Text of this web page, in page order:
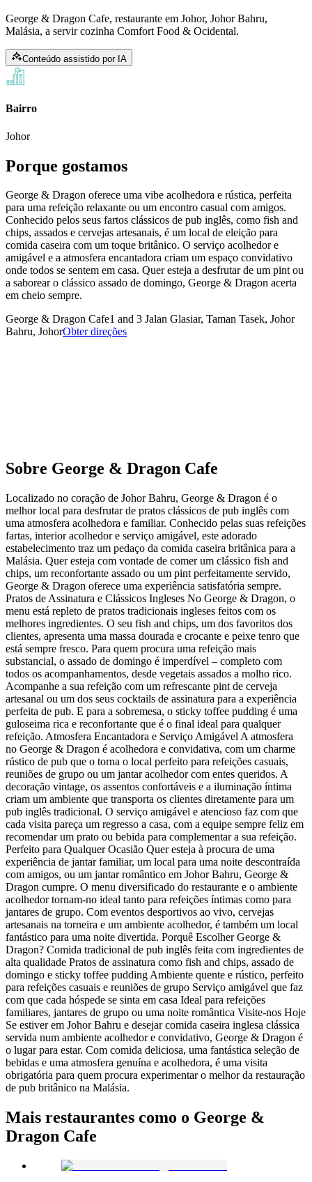
George & Dragon Cafe, restaurante em Johor, Johor Bahru,
Malásia, a servir cozinha Comfort Food & Ocidental.
Conteúdo assistido por IA
Bairro
Johor
Porque gostamos
George & Dragon oferece uma vibe acolhedora e rústica, perfeita
para uma refeição relaxante ou um encontro casual com amigos.
Conhecido pelos seus fartos clássicos de pub inglês, como fish and
chips, assados e cervejas artesanais, é um local de eleição para
comida caseira com um toque britânico. O serviço acolhedor e
amigável e a atmosfera encantadora criam um espaço convidativo
onde todos se sentem em casa. Quer esteja a desfrutar de um pint ou
a saborear o clássico assado de domingo, George & Dragon acerta
em cheio sempre.
George & Dragon Cafe1 and 3 Jalan Glasiar, Taman Tasek, Johor
Bahru, JohorObter direções
Sobre George & Dragon Cafe
Localizado no coração de Johor Bahru, George & Dragon é o
melhor local para desfrutar de pratos clássicos de pub inglês com
uma atmosfera acolhedora e familiar. Conhecido pelas suas refeições
fartas, interior acolhedor e serviço amigável, este adorado
estabelecimento traz um pedaço da comida caseira britânica para a
Malásia. Quer esteja com vontade de comer um clássico fish and
chips, um reconfortante assado ou um pint perfeitamente servido,
George & Dragon oferece uma experiência satisfatória sempre.
Pratos de Assinatura e Clássicos Ingleses No George & Dragon, o
menu está repleto de pratos tradicionais ingleses feitos com os
melhores ingredientes. O seu fish and chips, um dos favoritos dos
clientes, apresenta uma massa dourada e crocante e peixe tenro que
está sempre fresco. Para quem procura uma refeição mais
substancial, o assado de domingo é imperdível – completo com
todos os acompanhamentos, desde vegetais assados a molho rico.
Acompanhe a sua refeição com um refrescante pint de cerveja
artesanal ou um dos seus cocktails de assinatura para a experiência
perfeita de pub. E para a sobremesa, o sticky toffee pudding é uma
guloseima rica e reconfortante que é o final ideal para qualquer
refeição. Atmosfera Encantadora e Serviço Amigável A atmosfera
no George & Dragon é acolhedora e convidativa, com um charme
rústico de pub que o torna o local perfeito para refeições casuais,
reuniões de grupo ou um jantar acolhedor com entes queridos. A
decoração vintage, os assentos confortáveis e a iluminação íntima
criam um ambiente que transporta os clientes diretamente para um
pub inglês tradicional. O serviço amigável e atencioso faz com que
cada visita pareça um regresso a casa, com a equipe sempre feliz em
recomendar um prato ou bebida para complementar a sua refeição.
Perfeito para Qualquer Ocasião Quer esteja à procura de uma
experiência de jantar familiar, um local para uma noite descontraída
com amigos, ou um jantar romântico em Johor Bahru, George &
Dragon cumpre. O menu diversificado do restaurante e o ambiente
acolhedor tornam-no ideal tanto para refeições íntimas como para
jantares de grupo. Com eventos desportivos ao vivo, cervejas
artesanais na torneira e um ambiente acolhedor, é também um local
fantástico para uma noite divertida. Porquê Escolher George &
Dragon? Comida tradicional de pub inglês feita com ingredientes de
alta qualidade Pratos de assinatura como fish and chips, assado de
domingo e sticky toffee pudding Ambiente quente e rústico, perfeito
para refeições casuais e reuniões de grupo Serviço amigável que faz
com que cada hóspede se sinta em casa Ideal para refeições
familiares, jantares de grupo ou uma noite romântica Visite-nos Hoje
Se estiver em Johor Bahru e desejar comida caseira inglesa clássica
servida num ambiente acolhedor e convidativo, George & Dragon é
o lugar para estar. Com comida deliciosa, uma fantástica seleção de
bebidas e uma atmosfera genuína e acolhedora, é uma visita
obrigatória para quem procura experimentar o melhor da restauração
de pub britânico na Malásia.
Mais restaurantes como o George &
Dragon Cafe